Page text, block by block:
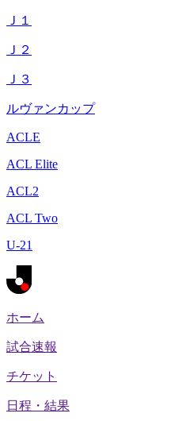
Ｊ１
Ｊ２
Ｊ３
ルヴァンカップ
ACLE
ACL Elite
ACL2
ACL Two
U-21
ホーム
試合速報
チケット
日程・結果